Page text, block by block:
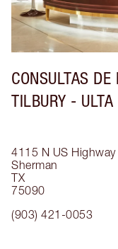
CONSULTAS
TILBURY -
4115 N US Highway
Sherman
TX
75090
(903) 421-0053